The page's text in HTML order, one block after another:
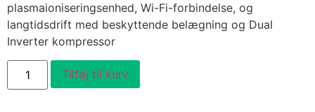
plasmaioniseringsenhed, Wi-Fi-forbindelse, og
langtidsdrift med beskyttende belægning og Dual
Inverter kompressor
LG
AP09RT
m.
Tilføj til kurv